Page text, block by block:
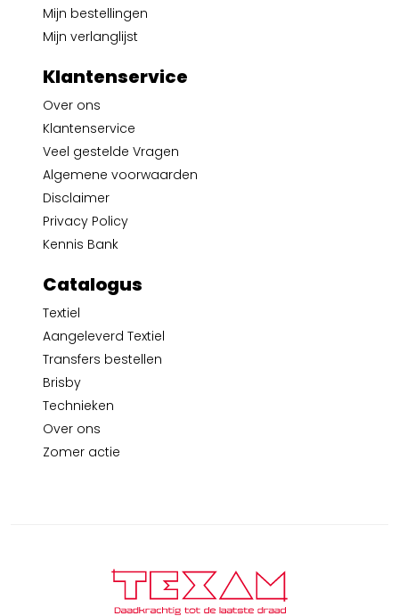
Mijn bestellingen
Mijn verlanglijst
Klantenservice
Over ons
Klantenservice
Veel gestelde Vragen
Algemene voorwaarden
Disclaimer
Privacy Policy
Kennis Bank
Catalogus
Textiel
Aangeleverd Textiel
Transfers bestellen
Brisby
Technieken
Over ons
Zomer actie